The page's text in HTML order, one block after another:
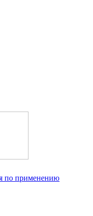
по применению